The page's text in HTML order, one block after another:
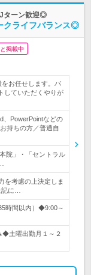
ターン歓迎◎
クライフバランス◎
掲載中
お任せします。バ
していただくやりが
、PowerPointなどの
持ちの方／普通自
院」・「セントラル
考慮の上決定しま
に…
時間以内）◆9:00～
土曜出勤月１～２